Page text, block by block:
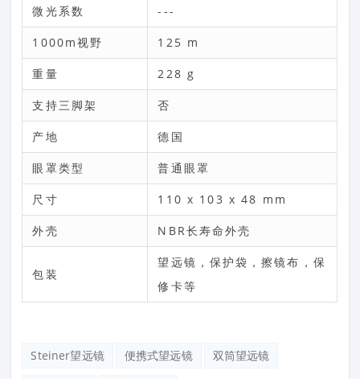
微光系数 ---
1000m视野 125 m
重量 228 g
支持三脚架 否
产地 德国
眼罩类型 普通眼罩
尺寸 110 x 103 x 48 mm
外壳 NBR长寿命外壳
包装
望远镜，保护袋，擦镜布，保
修卡等
Steiner望远镜 便携式望远镜 双筒望远镜